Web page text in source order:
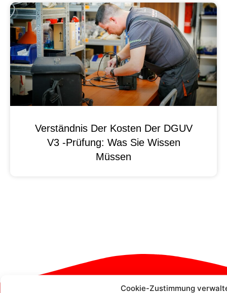
Cookie-Zustimmung
Verständnis Der Kosten Der DGUV
V3 -Prüfung: Was Sie Wissen
Müssen